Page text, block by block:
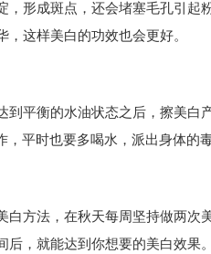
形成斑点，还会堵塞毛孔引起
这样美白的功效也会更好。
平衡的水油状态之后，擦美白
平时也要多喝水，派出身体的毒
方法，在秋天每周坚持做两次
，就能达到你想要的美白效果。